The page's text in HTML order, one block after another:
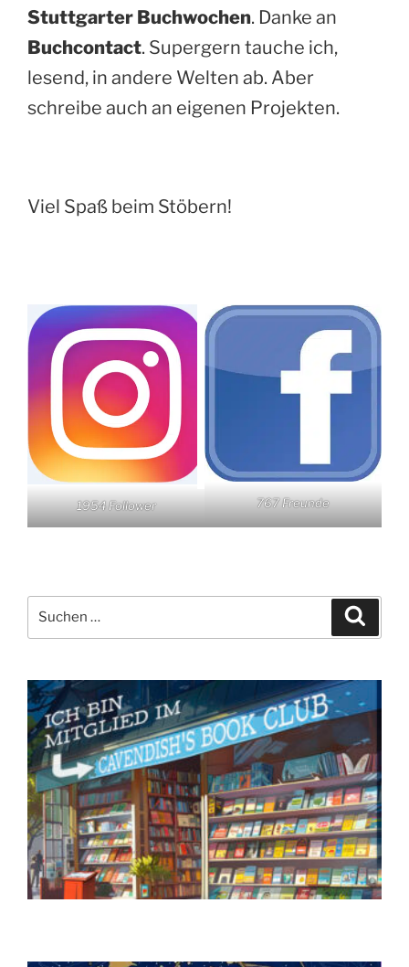
Stuttgarter Buchwochen. Danke an
Buchcontact. Supergern tauche ich,
lesend, in andere Welten ab. Aber
schreibe auch an eigenen Projekten.
Viel Spaß beim Stöbern!
1954 Follower 767 Freunde
nach: